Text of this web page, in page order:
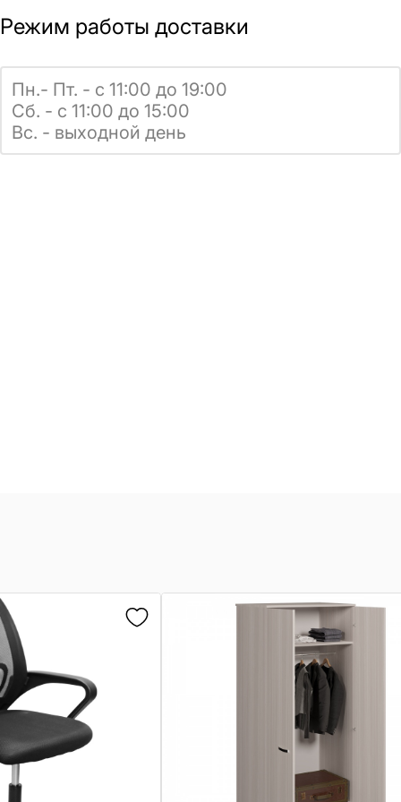
Режим работы доставки
Пн.- Пт. - с 11:00 до 19:00
Сб. - с 11:00 до 15:00
Вс. - выходной день